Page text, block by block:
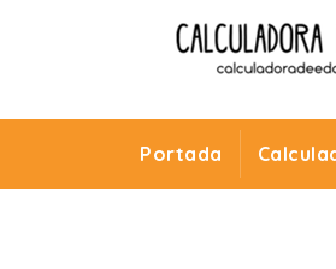
Portada